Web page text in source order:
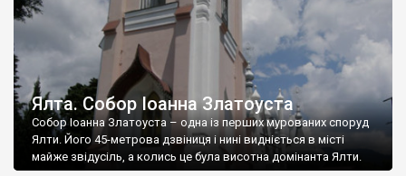
Ялта. Собор Іоанна Златоуста
Собор Іоанна Златоуста – одна із перших мурованих споруд
Ялти. Його 45-метрова дзвіниця і нині видніється в місті
майже звідусіль, а колись це була висотна домінанта Ялти.